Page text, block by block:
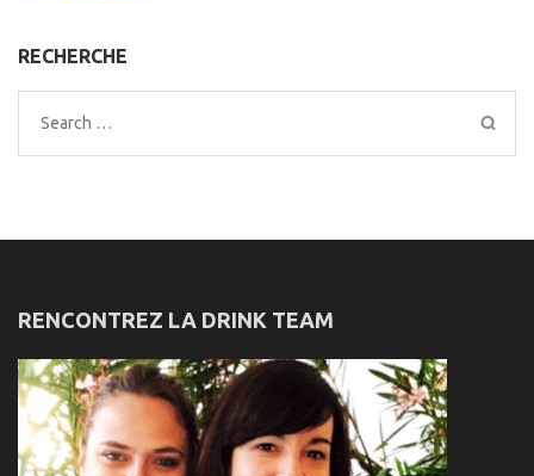
RECHERCHE
Search
for:
RENCONTREZ LA DRINK TEAM